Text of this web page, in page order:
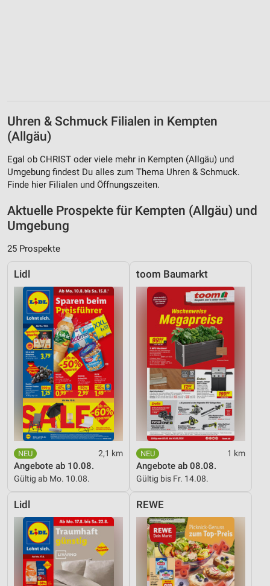
Uhren & Schmuck Filialen in Kempten
(Allgäu)
Egal ob CHRIST oder viele mehr in Kempten (Allgäu) und
Umgebung findest Du alles zum Thema Uhren & Schmuck.
Finde hier Filialen und Öffnungszeiten.
Aktuelle Prospekte für Kempten (Allgäu) und
Umgebung
25 Prospekte
Lidl
2,1 km
Angebote ab 10.08.
Gültig ab Mo. 10.08.
toom Baumarkt
1 km
Angebote ab 08.08.
Gültig bis Fr. 14.08.
Lidl REWE